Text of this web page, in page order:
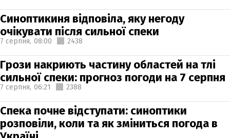
Синоптикиня відповіла, яку негоду
очікувати після сильної спеки
7 серпня, 08:00 2438
Грози накриють частину областей на тлі
сильної спеки: прогноз погоди на 7 серпня
7 серпня, 06:21 2388
Спека почне відступати: синоптики
розповіли, коли та як зміниться погода в